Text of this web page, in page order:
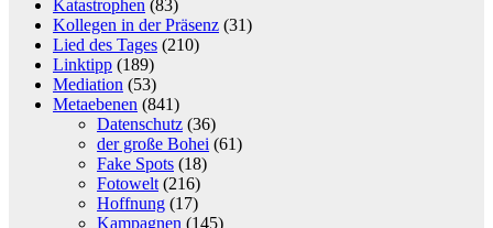
Katastrophen (83)
Kollegen in der Präsenz (31)
Lied des Tages (210)
Linktipp (189)
Mediation (53)
Metaebenen (841)
Datenschutz (36)
der große Bohei (61)
Fake Spots (18)
Fotowelt (216)
Hoffnung (17)
Kampagnen (145)